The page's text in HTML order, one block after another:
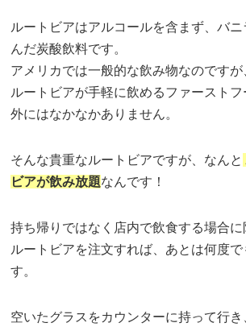
ルートビアはアルコールを含まず、バ
んだ炭酸飲料です。
アメリカでは一般的な飲み物なのです
ルートビアが手軽に飲めるファースト
外にはなかなかありません。
そんな貴重なルートビアですが、なんと
ビアが飲み放題なんです！
持ち帰りではなく店内で飲食する場合
ルートビアを注文すれば、あとは何度で
す。
空いたグラスをカウンターに持って行